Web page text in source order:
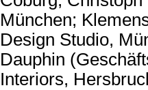
München;
Design Studio,
Dauphin
Interiors,